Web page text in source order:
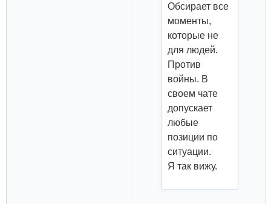
Обсирает все
моменты,
которые не
для людей.
Против
войны. В
своем чате
допускает
любые
позиции по
ситуации.
Я так вижу.